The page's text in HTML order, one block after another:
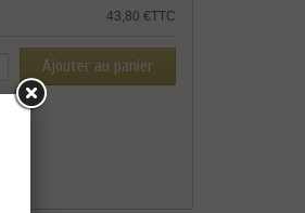
43,80 €TTC